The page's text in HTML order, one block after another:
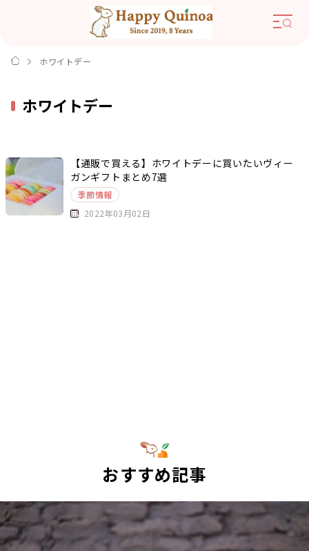
ホワイトデー
ホワイトデー
【通販で買える】ホワイトデーに買いたいヴィー
ガンギフトまとめ7選
季節情報
2022年03月02日
おすすめ記事